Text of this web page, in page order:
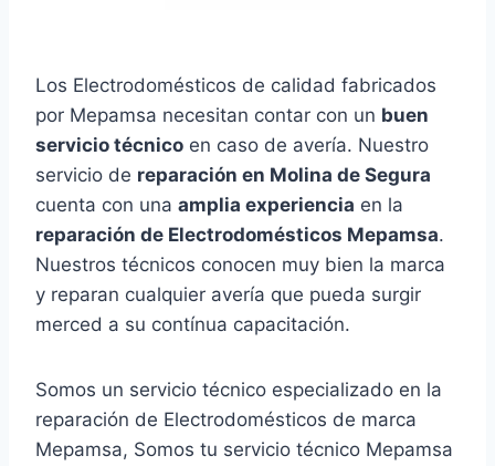
Los Electrodomésticos de calidad fabricados
por Mepamsa necesitan contar con un buen
servicio técnico en caso de avería. Nuestro
servicio de reparación en Molina de Segura
cuenta con una amplia experiencia en la
reparación de Electrodomésticos Mepamsa.
Nuestros técnicos conocen muy bien la marca
y reparan cualquier avería que pueda surgir
merced a su contínua capacitación.
Somos un servicio técnico especializado en la
reparación de Electrodomésticos de marca
Mepamsa, Somos tu servicio técnico Mepamsa